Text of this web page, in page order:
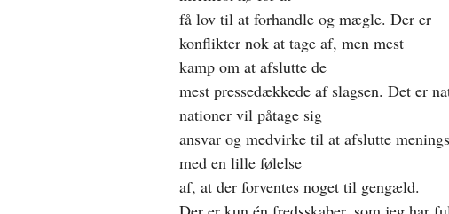
få lov til at forhandle og mægle. Der er
konflikter nok at tage af, men mest
kamp om at afslutte de
mest pressedækkede af slagsen. Det er
nationer vil påtage sig
ansvar og medvirke til at afslutte
med en lille følelse
af, at der forventes noget til gengæld.